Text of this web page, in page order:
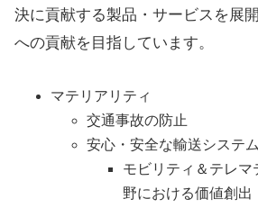
決に貢献する製品・サービスを展
への貢献を目指しています。
マテリアリティ
交通事故の防止
安心・安全な輸送システ
モビリティ＆テレマ
野における価値創出